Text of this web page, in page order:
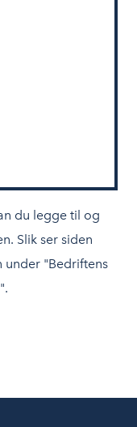
du legge til og
Slik ser siden
under "Bedriftens